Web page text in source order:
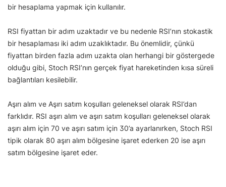
bir hesaplama yapmak için kullanılır.
RSI fiyattan bir adım uzaktadır ve bu nedenle RSI’nın stokastik
bir hesaplaması iki adım uzaklıktadır. Bu önemlidir, çünkü
fiyattan birden fazla adım uzakta olan herhangi bir göstergede
olduğu gibi, Stoch RSI’nın gerçek fiyat hareketinden kısa süreli
bağlantıları kesilebilir.
Aşırı alım ve Aşırı satım koşulları geleneksel olarak RSI’dan
farklıdır. RSI aşırı alım ve aşırı satım koşulları geleneksel olarak
aşırı alım için 70 ve aşırı satım için 30’a ayarlanırken, Stoch RSI
tipik olarak 80 aşırı alım bölgesine işaret ederken 20 ise aşırı
satım bölgesine işaret eder.